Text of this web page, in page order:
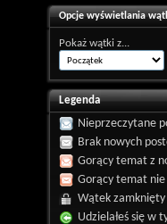
Opcje wyświetlania
Pokaż wątki z...
Legenda
Nieprzeczytane
Brak nowych
Gorący temat z
Gorący temat
Wątek zamknięty
Udzielałeś się w